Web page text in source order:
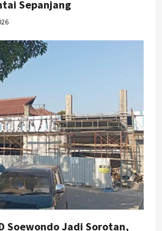
Sepanjang
Soewondo Jadi Sorotan,